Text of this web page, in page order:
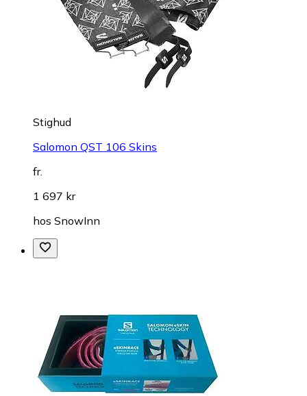
Stighud
Salomon QST 106 Skins
fr.
1 697 kr
hos SnowInn